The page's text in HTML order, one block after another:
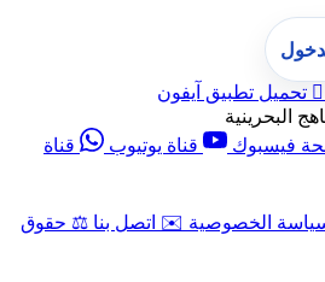
 تحميل تطبيق آيفون
البحرينية
فيسبوك قناة يوتيوب
قناة
الخصوصية ✉️ اتصل بنا ⚖️ حقوق